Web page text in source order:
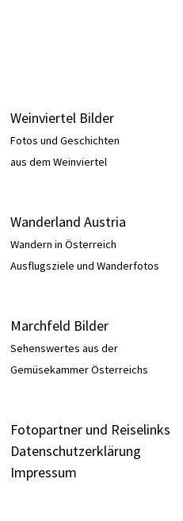
Weinviertel Bilder
Fotos und Geschichten
aus dem Weinviertel
Wanderland Austria
Wandern in Österreich
Ausflugsziele und Wanderfotos
Marchfeld Bilder
Sehenswertes aus der
Gemüsekammer Österreichs
Fotopartner und Reiselinks
Datenschutzerklärung
Impressum